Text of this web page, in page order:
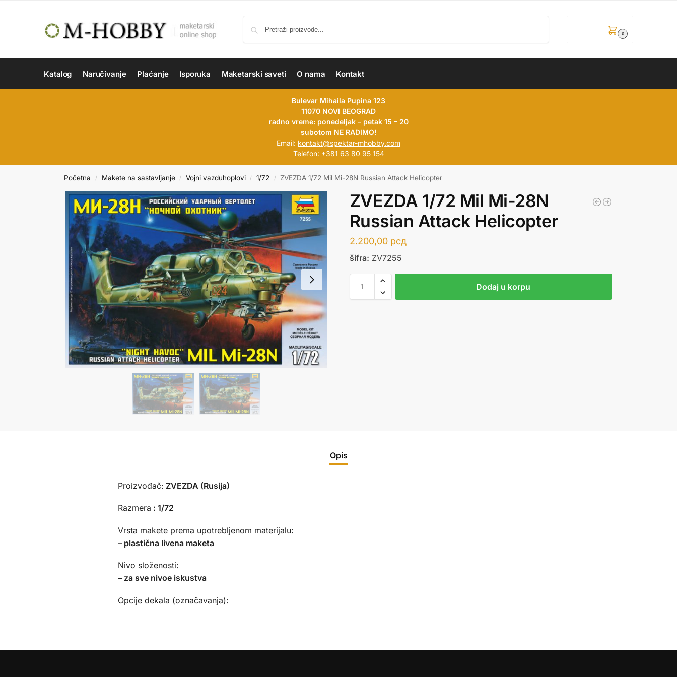
0
Katalog Naručivanje Plaćanje Isporuka Maketarski saveti O nama Kontakt
Bulevar Mihaila Pupina 123
11070 NOVI BEOGRAD
radno vreme: ponedeljak – petak 15 – 20
subotom NE RADIMO!
Email: kontakt@spektar-mhobby.com
Telefon: +381 63 80 95 154
Početna / Makete na sastavljanje / Vojni vazduhoplovi / 1/72 / ZVEZDA 1/72 Mil Mi-28N Russian Attack Helicopter
ZVEZDA 1/72 Mil Mi-28N
Russian Attack Helicopter
2.200,00 рсд
šifra: ZV7255
Dodaj u korpu
Opis
Proizvođač: ZVEZDA (Rusija)
Razmera : 1/72
Vrsta makete prema upotrebljenom materijalu:
– plastična livena maketa
Nivo složenosti:
– za sve nivoe iskustva
Opcije dekala (označavanja):